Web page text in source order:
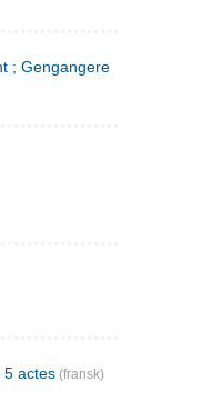
; Gengangere
5 actes (fransk)